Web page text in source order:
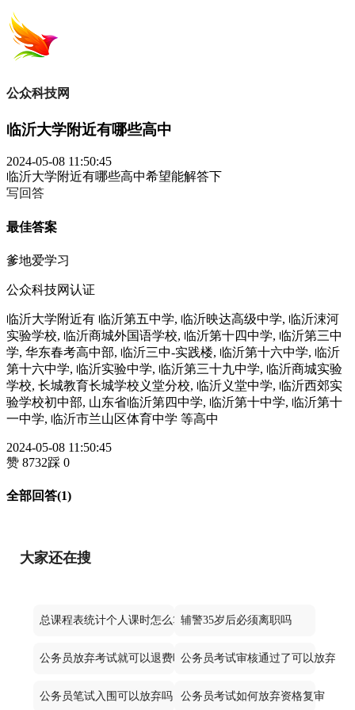
公众科技网
临沂大学附近有哪些高中
2024-05-08 11:50:45
临沂大学附近有哪些高中希望能解答下
写回答
最佳答案
爹地爱学习
公众科技网认证
临沂大学附近有 临沂第五中学, 临沂映达高级中学, 临沂涑河
实验学校, 临沂商城外国语学校, 临沂第十四中学, 临沂第三中
学, 华东春考高中部, 临沂三中-实践楼, 临沂第十六中学, 临沂
第十六中学, 临沂实验中学, 临沂第三十九中学, 临沂商城实验
学校, 长城教育长城学校义堂分校, 临沂义堂中学, 临沂西郊实
验学校初中部, 山东省临沂第四中学, 临沂第十中学, 临沂第十
一中学, 临沂市兰山区体育中学 等高中
2024-05-08 11:50:45
赞 8732踩 0
全部回答(1)
大家还在搜
总课程表统计个人课时怎么算辅警35岁后必须离职吗
公务员放弃考试就可以退费吗公务员考试审核通过了可以放弃不
公务员笔试入围可以放弃吗 公务员考试如何放弃资格复审